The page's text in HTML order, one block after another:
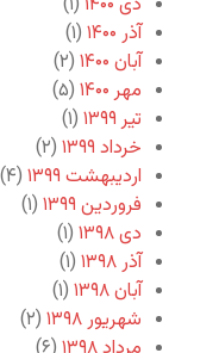
آذر ۱۴۰۰
(۱)
آبان ۱۴۰۰
(۲)
مهر ۱۴۰۰
(۵)
تیر ۱۳۹۹
(۱)
خرداد ۱۳۹۹
(۲)
اردیبهشت ۱۳۹۹
(۴)
فروردین ۱۳۹۹
(۱)
دی ۱۳۹۸
(۱)
آذر ۱۳۹۸
(۱)
آبان ۱۳۹۸
(۱)
شهریور ۱۳۹۸
(۲)